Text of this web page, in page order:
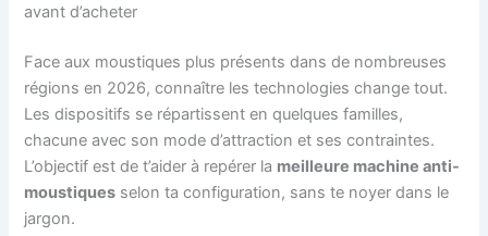
avant d’acheter
Face aux moustiques plus présents dans de nombreuses
régions en 2026, connaître les technologies change tout.
Les dispositifs se répartissent en quelques familles,
chacune avec son mode d’attraction et ses contraintes.
L’objectif est de t’aider à repérer la meilleure machine anti-
moustiques selon ta configuration, sans te noyer dans le
jargon.